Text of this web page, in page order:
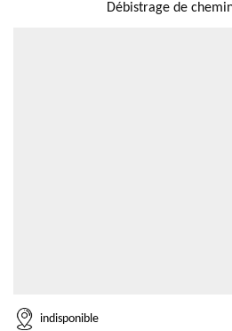
Débistrage de
indisponible